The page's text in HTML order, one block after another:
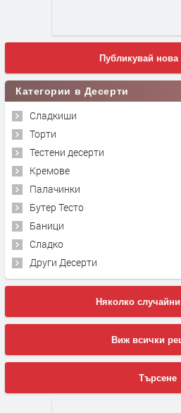
Публикувай нова
Категории в Десерти
Сладкиши
Торти
Тестени десерти
Кремове
Палачинки
Бутер Тесто
Баници
Сладко
Други Десерти
Няколко
Виж всички
Търсене